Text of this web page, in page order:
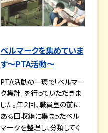
ベルマークを集めていま
す～PTA活動～
PTA活動の一環で「ベルマー
ク集計」を行っていただきま
した。年２回、職員室の前に
ある回収箱に集まったベル
マークを整理し、分類してく